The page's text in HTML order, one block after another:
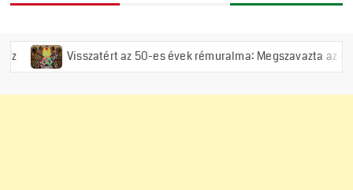
az 50-es évek rémuralma: Megszavazta az országgyűlés a